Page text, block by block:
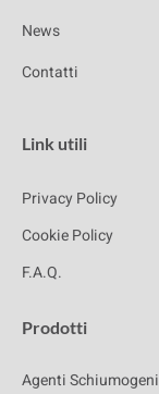
News
Contatti
Link utili
Privacy Policy
Cookie Policy
F.A.Q.
Prodotti
Agenti Schiumogeni